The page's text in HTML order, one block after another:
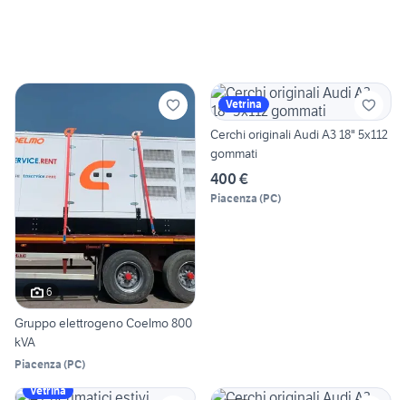
6
Gruppo elettrogeno Coelmo 800
kVA
Piacenza (PC)
Vetrina
Cerchi originali Audi A3 18" 5x112
gommati
400 €
Piacenza (PC)
Vetrina